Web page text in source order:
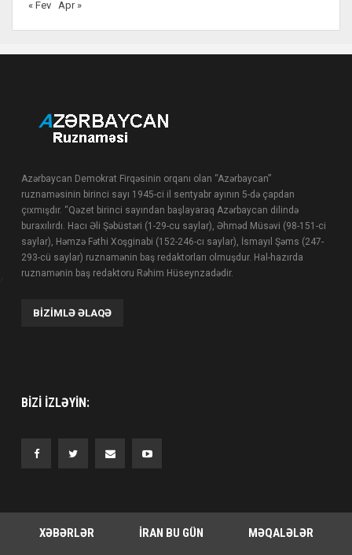
« Fev Apr »
Azərbaycan Demokrat Firqəsinin orqanı olan “Azərbaycan”
ruznaməsinin birinci sayı 1945-ci il sentyabr ayının 5-də çapdan
çıxmışdır. “Qəzet birinci sayından başlayaraq Azərbaycan dilində
buraxılırdı. Hacı Əli Şəbüstəri (1-29-cu saylar), Əhməd Müsəvi (98-151-ci
saylar), Həmzə Fəthi Xoşginabi (152-246-cı saylar), İsmayıl Şəms (247-
293-cü saylar) ruznamənin baş redaktorları olmuşdur. Hal-hazırda
ruznamənin baş redaktoru Rəhim Hüseynzadədir.
BIZIMLƏ ƏLAQƏ
BIZI IZLƏYIN:
XƏBƏRLƏR İRAN BU GÜN MƏQALƏLƏR